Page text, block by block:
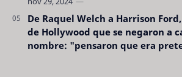
De Raquel Welch a Harrison
de Hollywood que se negaron a
nombre: "pensaron que era